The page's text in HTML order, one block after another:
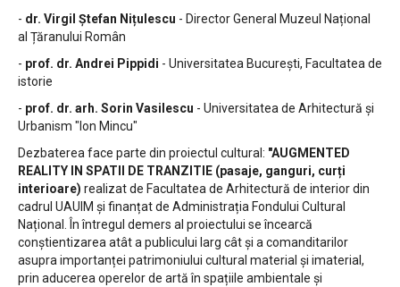
- dr. Virgil Ștefan Nițulescu - Director General Muzeul Național
al Țăranului Român
- prof. dr. Andrei Pippidi - Universitatea București, Facultatea de
istorie
- prof. dr. arh. Sorin Vasilescu - Universitatea de Arhitectură și
Urbanism "Ion Mincu"
Dezbaterea face parte din proiectul cultural: "AUGMENTED
REALITY IN SPATII DE TRANZITIE (pasaje, ganguri, curți
interioare) realizat de Facultatea de Arhitectură de interior din
cadrul UAUIM și finanțat de Administrația Fondului Cultural
Național. În întregul demers al proiectului se încearcă
conștientizarea atât a publicului larg cât și a comanditarilor
asupra importanței patrimoniului cultural material și imaterial,
prin aducerea operelor de artă în spațiile ambientale și